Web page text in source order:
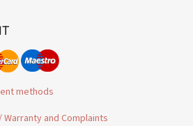
methods
and Complaints